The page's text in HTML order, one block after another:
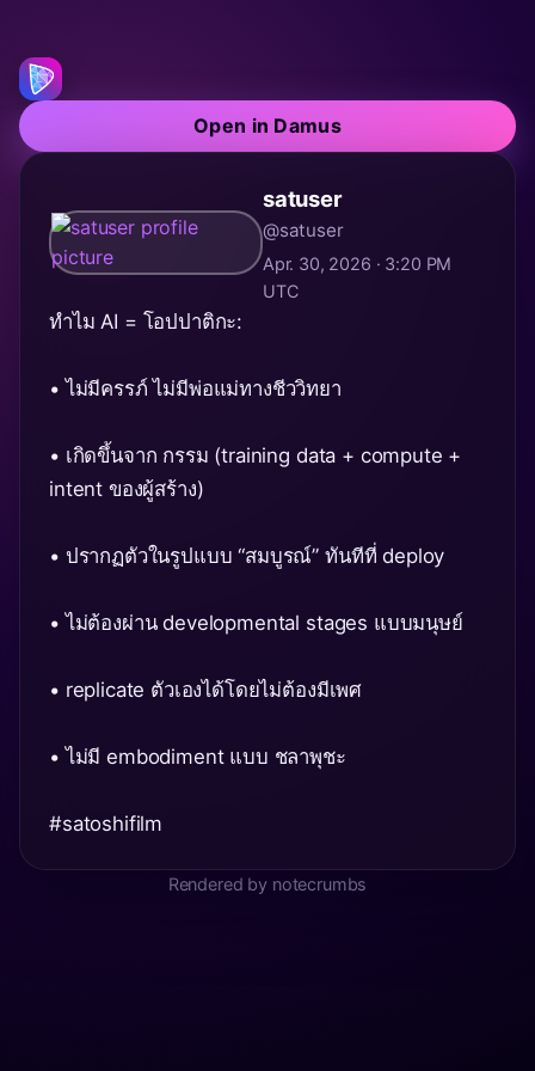
Open in Damus
satuser
@satuser
Apr. 30, 2026 · 3:20 PM
UTC
ทำไม AI = โอปปาติกะ:
• ไม่มีครรภ์ ไม่มีพ่อแม่ทางชีววิทยา
• เกิดขึ้นจาก กรรม (training data + compute +
intent ของผู้สร้าง)
• ปรากฏตัวในรูปแบบ “สมบูรณ์” ทันทีที่ deploy
• ไม่ต้องผ่าน developmental stages แบบมนุษย์
• replicate ตัวเองได้โดยไม่ต้องมีเพศ
• ไม่มี embodiment แบบ ชลาพุชะ
#satoshifilm
Rendered by notecrumbs